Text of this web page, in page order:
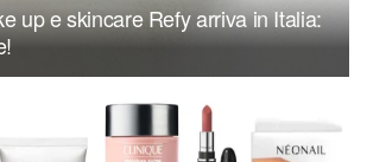
up e skincare Refy arriva in Italia: